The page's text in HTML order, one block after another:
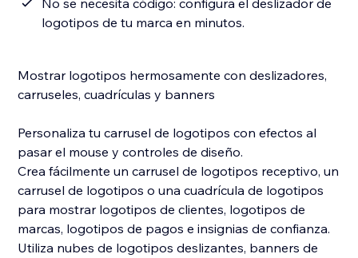
No se necesita código: configura el deslizador de
logotipos de tu marca en minutos.
Mostrar logotipos hermosamente con deslizadores,
carruseles, cuadrículas y banners
Personaliza tu carrusel de logotipos con efectos al
pasar el mouse y controles de diseño.
Crea fácilmente un carrusel de logotipos receptivo, un
carrusel de logotipos o una cuadrícula de logotipos
para mostrar logotipos de clientes, logotipos de
marcas, logotipos de pagos e insignias de confianza.
Utiliza nubes de logotipos deslizantes, banners de